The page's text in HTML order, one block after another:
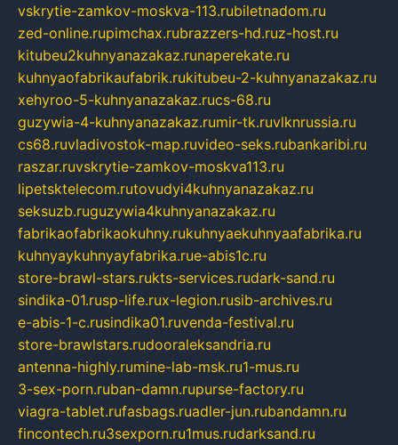
vskrytie-zamkov-moskva-113.rubiletnadom.ru
zed-online.rupimchax.rubrazzers-hd.ruz-host.ru
kitubeu2kuhnyanazakaz.runaperekate.ru
kuhnyaofabrikaufabrik.rukitubeu-2-kuhnyanazakaz.ru
xehyroo-5-kuhnyanazakaz.rucs-68.ru
guzywia-4-kuhnyanazakaz.rumir-tk.ruvlknrussia.ru
cs68.ruvladivostok-map.ruvideo-seks.rubankaribi.ru
raszar.ruvskrytie-zamkov-moskva113.ru
lipetsktelecom.rutovudyi4kuhnyanazakaz.ru
seksuzb.ruguzywia4kuhnyanazakaz.ru
fabrikaofabrikaokuhny.rukuhnyaekuhnyaafabrika.ru
kuhnyaykuhnyayfabrika.rue-abis1c.ru
store-brawl-stars.rukts-services.rudark-sand.ru
sindika-01.rusp-life.rux-legion.rusib-archives.ru
e-abis-1-c.rusindika01.ruvenda-festival.ru
store-brawlstars.rudooraleksandria.ru
antenna-highly.rumine-lab-msk.ru1-mus.ru
3-sex-porn.ruban-damn.rupurse-factory.ru
viagra-tablet.rufasbags.ruadler-jun.rubandamn.ru
fincontech.ru3sexporn.ru1mus.rudarksand.ru